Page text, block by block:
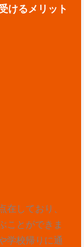
けるメリット
しており、
ことができま
学校帰りに通